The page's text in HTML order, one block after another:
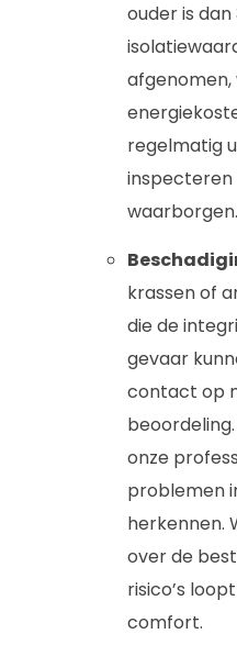
ouder is dan
regelmatig
waarborgen.
krassen of
die de
gevaar
contact op
onze
problemen
herkennen.
over de
risico’s
comfort.